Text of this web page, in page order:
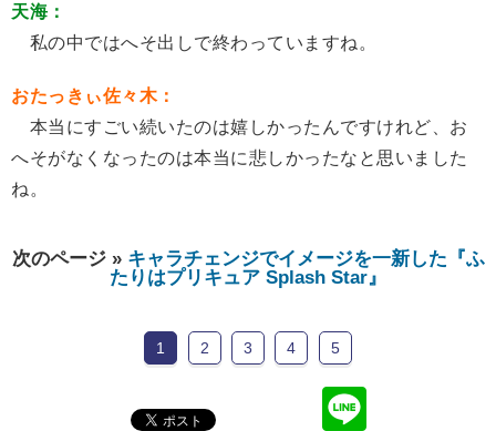
天海：
私の中ではへそ出しで終わっていますね。
おたっきぃ佐々木：
本当にすごい続いたのは嬉しかったんですけれど、お
へそがなくなったのは本当に悲しかったなと思いました
ね。
次のページ » キャラチェンジでイメージを一新した『ふ
たりはプリキュア Splash Star』
1 2 3 4 5